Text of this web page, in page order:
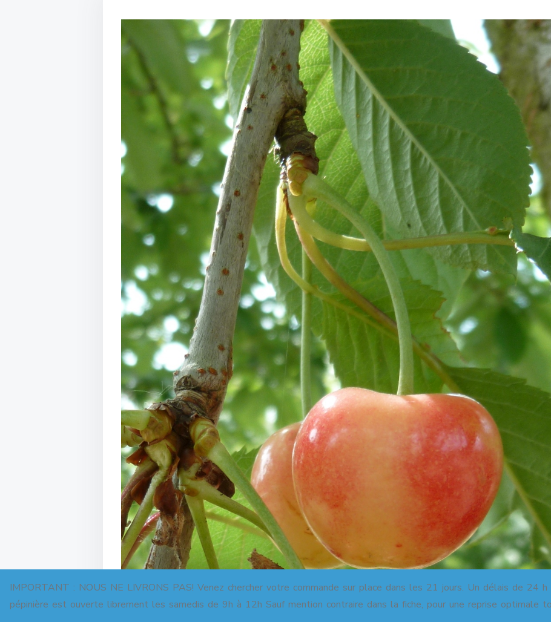
IMPORTANT : NOUS NE LIVRONS PAS! Venez chercher votre commande sur place dans les 21 jours. Un délais de 24
pépinière est ouverte librement les samedis de 9h à 12h Sauf mention contraire dans la fiche, pour une reprise